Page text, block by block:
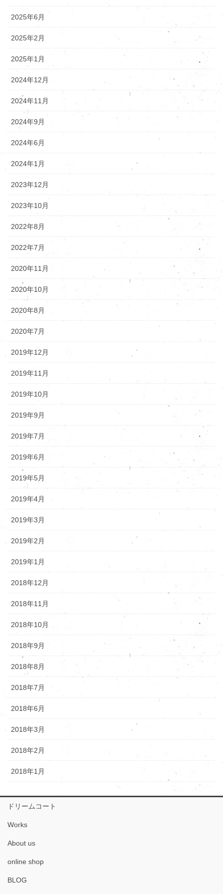
2025年6月
2025年2月
2025年1月
2024年12月
2024年11月
2024年9月
2024年6月
2024年1月
2023年12月
2023年10月
2022年8月
2022年7月
2020年11月
2020年10月
2020年8月
2020年7月
2019年12月
2019年11月
2019年10月
2019年9月
2019年7月
2019年6月
2019年5月
2019年4月
2019年3月
2019年2月
2019年1月
2018年12月
2018年11月
2018年10月
2018年9月
2018年8月
2018年7月
2018年6月
2018年3月
2018年2月
2018年1月
ドリームコート
Works
About us
online shop
BLOG